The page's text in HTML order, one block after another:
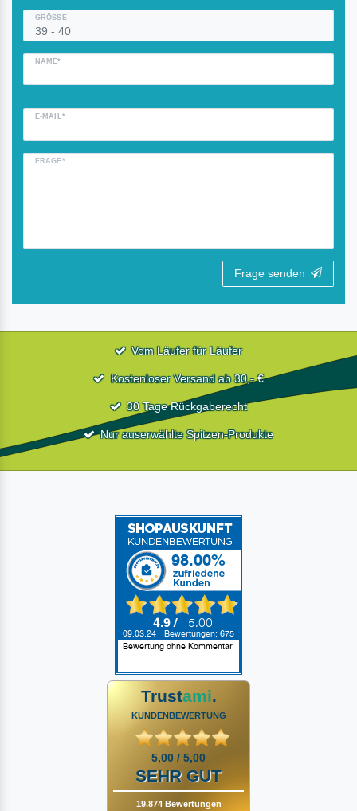
GRÖSSE
NAME*
E-MAIL*
FRAGE*
Frage senden
Vom Läufer für Läufer
Kostenloser Versand ab 30,- €
30 Tage Rückgaberecht
Nur auserwählte Spitzen-Produkte
Trustami.
KUNDENBEWERTUNG
5,00 / 5,00
SEHR GUT
19.874 Bewertungen